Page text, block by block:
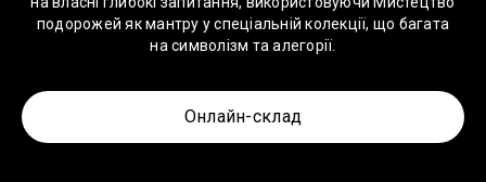
подорожей як мантру у спеціальній колекції, що багата
на символізм та алегорії.
Онлайн-склад